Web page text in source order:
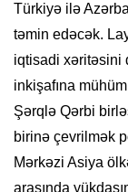
Türkiyə ilə
təmin edəcək.
iqtisadi xəritəsini
inkişafına
Şərqlə Qərbi
birinə çevrilmək
Mərkəzi Asiya
arasında